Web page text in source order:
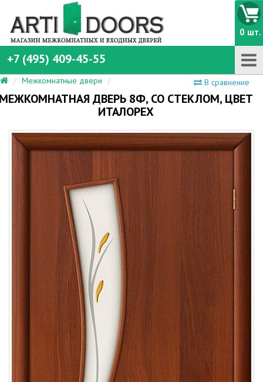
+7 (495) 409-45-55
0 шт.
В сравнение
Межкомнатные двери
ДВЕРЬ 8Ф, СО СТЕКЛОМ, ЦВЕТ
ИТАЛОРЕХ